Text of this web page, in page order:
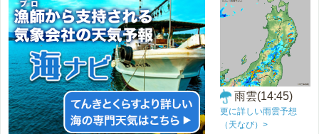
雨雲(14:45)
更に詳しい雨雲予想
（天なび）>